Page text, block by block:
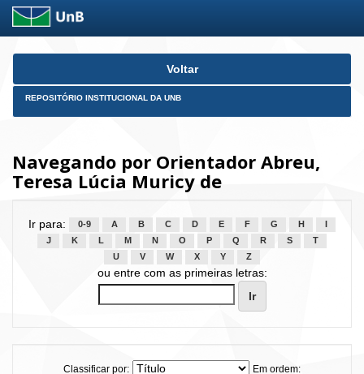
Skip
Voltar
REPOSITÓRIO INSTITUCIONAL DA UNB
Navegando por Orientador Abreu,
Teresa Lúcia Muricy de
Ir para: 0-9 A B C D E F G H
J
K L M N O P Q R S
T
U
V W X Y Z
ou entre com as primeiras letras:
Classificar por:
Em ordem: